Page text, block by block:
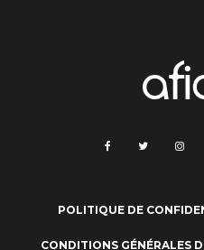
POLITIQUE DE
CONDITIONS GÉNÉRALES